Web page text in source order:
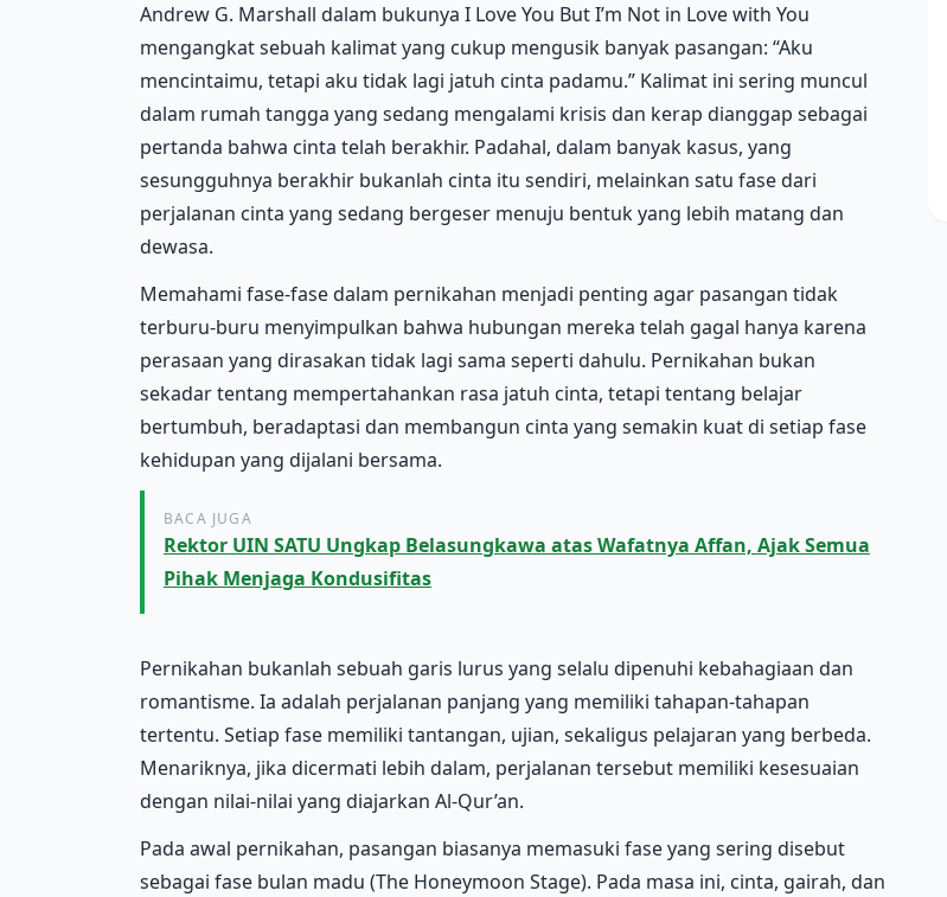
Andrew G. Marshall dalam bukunya I Love You But I’m Not in Love with You
mengangkat sebuah kalimat yang cukup mengusik banyak pasangan: “Aku
mencintaimu, tetapi aku tidak lagi jatuh cinta padamu.” Kalimat ini sering muncul
dalam rumah tangga yang sedang mengalami krisis dan kerap dianggap sebagai
pertanda bahwa cinta telah berakhir. Padahal, dalam banyak kasus, yang
sesungguhnya berakhir bukanlah cinta itu sendiri, melainkan satu fase dari
perjalanan cinta yang sedang bergeser menuju bentuk yang lebih matang dan
dewasa.
Memahami fase-fase dalam pernikahan menjadi penting agar pasangan tidak
terburu-buru menyimpulkan bahwa hubungan mereka telah gagal hanya karena
perasaan yang dirasakan tidak lagi sama seperti dahulu. Pernikahan bukan
sekadar tentang mempertahankan rasa jatuh cinta, tetapi tentang belajar
bertumbuh, beradaptasi dan membangun cinta yang semakin kuat di setiap fase
kehidupan yang dijalani bersama.
BACA JUGA
Rektor UIN SATU Ungkap Belasungkawa atas Wafatnya Affan, Ajak Semua
Pihak Menjaga Kondusifitas
Pernikahan bukanlah sebuah garis lurus yang selalu dipenuhi kebahagiaan dan
romantisme. Ia adalah perjalanan panjang yang memiliki tahapan-tahapan
tertentu. Setiap fase memiliki tantangan, ujian, sekaligus pelajaran yang berbeda.
Menariknya, jika dicermati lebih dalam, perjalanan tersebut memiliki kesesuaian
dengan nilai-nilai yang diajarkan Al-Qur’an.
Pada awal pernikahan, pasangan biasanya memasuki fase yang sering disebut
sebagai fase bulan madu (The Honeymoon Stage). Pada masa ini, cinta, gairah, dan